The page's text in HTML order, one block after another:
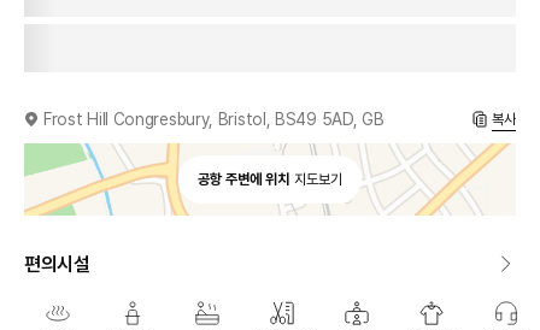
Frost Hill Congresbury, Bristol, BS49 5AD, GB 복사
공항 주변에 위치 지도보기
편의시설